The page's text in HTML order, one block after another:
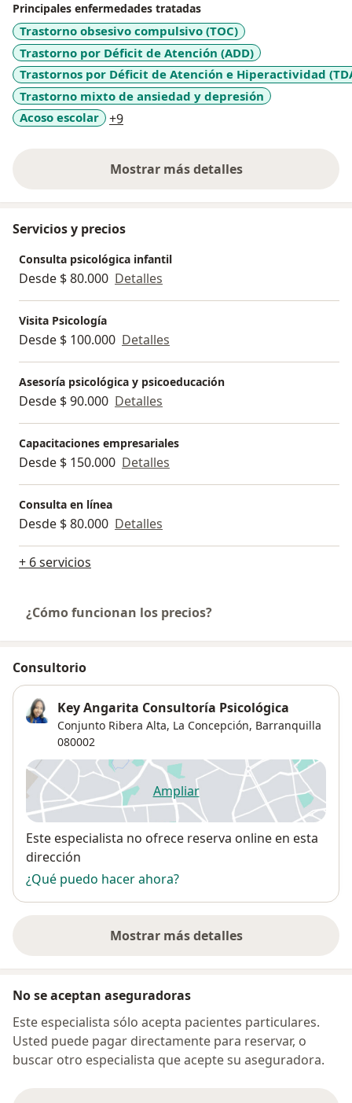
Principales enfermedades tratadas
Trastorno obsesivo compulsivo (TOC)
Trastorno por Déficit de Atención (ADD)
Trastornos por Déficit de Atención e Hiperactividad
Trastorno mixto de ansiedad y depresión
Acoso escolar
+9a11y_sr_more_diseases
Mostrar más detalles
sobre la experiencia
Servicios y precios
Consulta psicológica infantil
Desde $ 80.000 Detalles
Visita Psicología
Desde $ 100.000 Detalles
Asesoría psicológica y psicoeducación
Desde $ 90.000 Detalles
Capacitaciones empresariales
Desde $ 150.000 Detalles
Consulta en línea
Desde $ 80.000 Detalles
+ 6 servicios
¿Cómo funcionan los precios?
Consultorio
Key Angarita Consultoría Psicológica
Conjunto Ribera Alta, La Concepción, Barranquilla
080002
Ampliarse abre en una nueva
Disponibilidad
Este especialista no ofrece reserva online en esta
dirección
¿Qué puedo hacer ahora?
Mostrar más detalles
sobre la dirección
No se aceptan aseguradoras
Este especialista sólo acepta pacientes particulares.
Usted puede pagar directamente para reservar, o
buscar otro especialista que acepte su aseguradora.